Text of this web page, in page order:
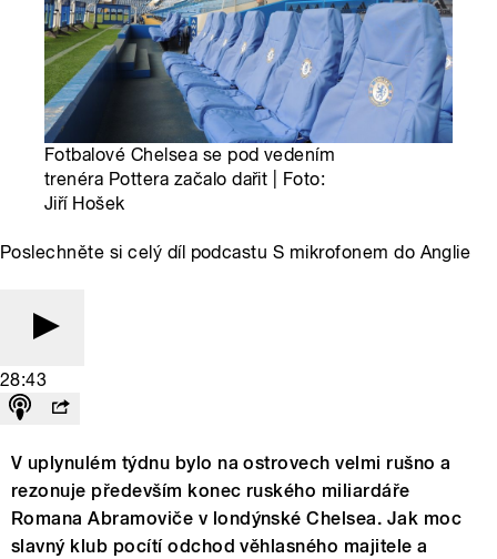
Fotbalové Chelsea se pod vedením
trenéra Pottera začalo dařit | Foto:
Jiří Hošek
Poslechněte si celý díl podcastu S mikrofonem do Anglie
28:43
V uplynulém týdnu bylo na ostrovech velmi rušno a
rezonuje především konec ruského miliardáře
Romana Abramoviče v londýnské Chelsea. Jak moc
slavný klub pocítí odchod věhlasného majitele a